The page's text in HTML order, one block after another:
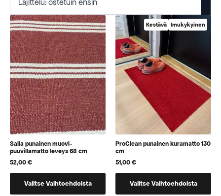
Salla punainen muovi-
puuvillamatto leveys 68 cm
52,00€
Valitse Vaihtoehdoista
Kestävä Imukykyinen
ProClean punainen kuramatto 130
cm
51,00€
Valitse Vaihtoehdoista